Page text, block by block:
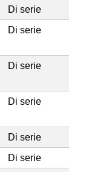
Di serie
Di serie
Di serie
Di serie
Di serie
Di serie